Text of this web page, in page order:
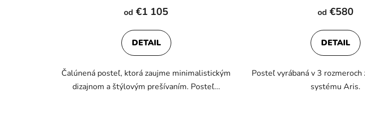
hodnotenie
je
5,0
5
hviezdičiek.
od €1 105
DETAIL
Čalúnená posteľ, ktorá zaujme minimalistickým
dizajnom a štýlovým prešívaním. Posteľ...
od €580
DETAIL
Posteľ vyrábaná v 3
systému Aris.